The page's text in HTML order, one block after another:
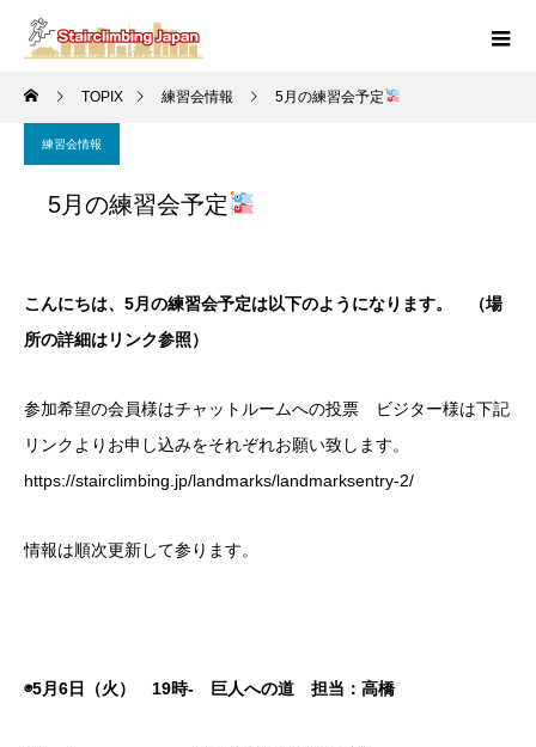
TOPIX 練習会情報 5月の練習会予定
練習会情報
5月の練習会予定
こんにちは、5月の練習会予定は以下のようになります。 （場
所の詳細はリンク参照）
参加希望の会員様はチャットルームへの投票 ビジター様は下記
リンクよりお申し込みをそれぞれお願い致します。
https://stairclimbing.jp/landmarks/landmarksentry-2/
情報は順次更新して参ります。
◉5月6日（火） 19時- 巨人への道 担当：高橋